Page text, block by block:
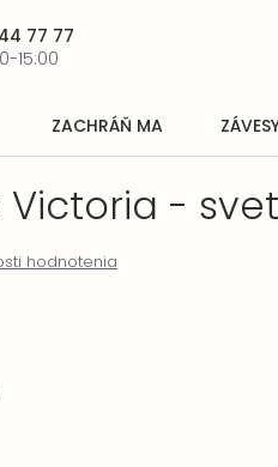
77 77
15:00
ZACHRÁŇ MA
-
hodnotenia